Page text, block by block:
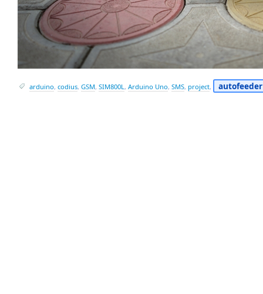
arduino, codius, GSM, SIM800L, Arduino Uno, SMS, project, autofeeder